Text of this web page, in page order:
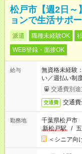
松戸市【週2日～
ョンで生活サポ
派遣 職種未経験OK
WEB登録・面接OK
給与
無資格未経
い／週払い制
完了次第のお
交通費別途
交通費 交通
勤務地
千葉県松戸市
新松戸駅
/
＜シニア向